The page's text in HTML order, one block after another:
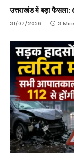
उत्तराखंड में बड़ा फैसला:
31/07/2026 3